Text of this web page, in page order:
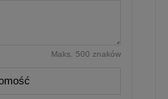
Maks. 500 znaków